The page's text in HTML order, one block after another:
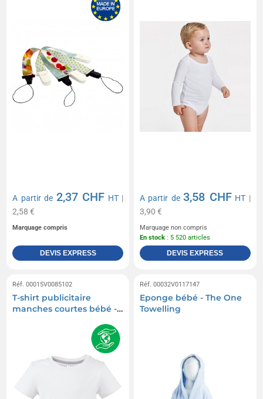
A partir de 2,37 CHF HT|
2,58 €
Marquage compris
DEVIS EXPRESS
A partir de3,58 CHF HT |
3,90 €
Marquage non compris
En stock : 5 520 articles
DEVIS EXPRESS
Réf. 00015V0085102
T-shirt publicitaire
manches courtes bébé -
Réf. 00032V0117147
Eponge bébé - The One
Towelling